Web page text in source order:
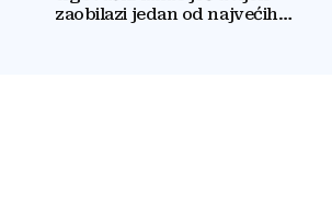
zaobilazi jedan od najvećih